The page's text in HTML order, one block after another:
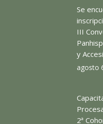
Se
III
y
agosto
2ª